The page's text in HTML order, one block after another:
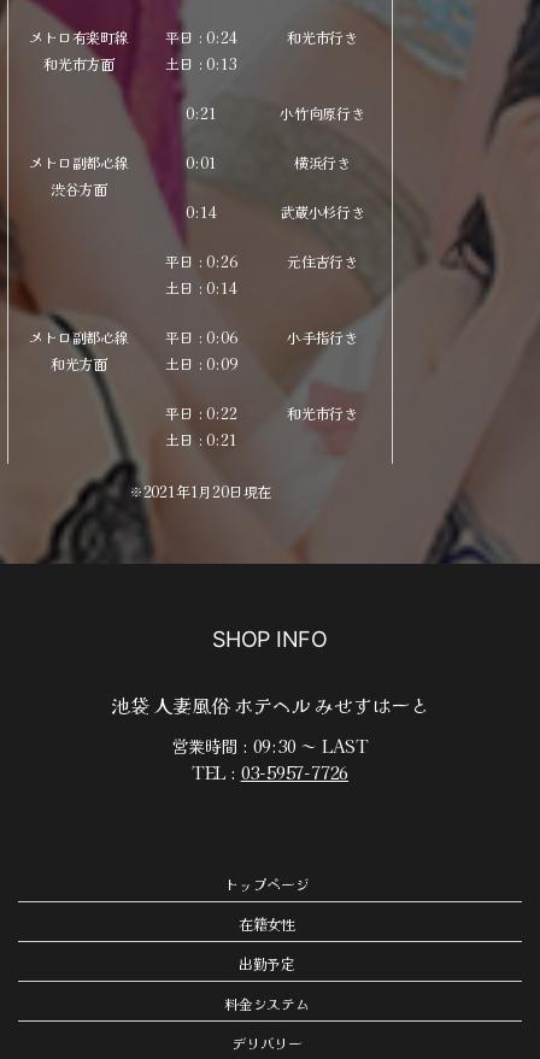
メトロ有楽町線
和光市方面
平日 : 0:24
土日 : 0:13
和光市行き
0:21 小竹向原行き
メトロ副都心線
渋谷方面
0:01 横浜行き
0:14 武蔵小杉行き
平日 : 0:26
土日 : 0:14
元住吉行き
メトロ副都心線
和光方面
平日 : 0:06
土日 : 0:09
小手指行き
平日 : 0:22
土日 : 0:21
和光市行き
※2021年1月20日現在
SHOP INFO
池袋 人妻風俗 ホテヘル みせすはーと
営業時間 : 09:30 ～ LAST
TEL : 03-5957-7726
トップページ
在籍女性
出勤予定
料金システム
デリバリー